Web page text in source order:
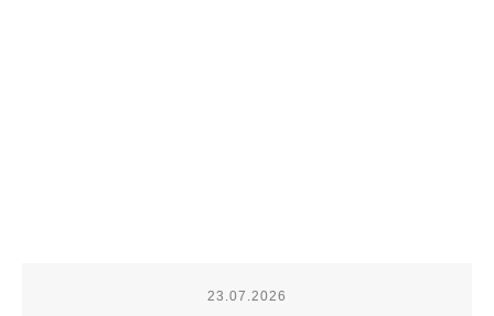
23.07.2026